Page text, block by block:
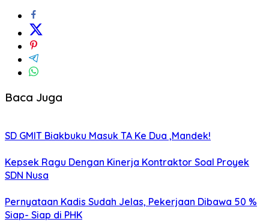
Baca Juga
SD GMIT Biakbuku Masuk TA Ke Dua ,Mandek!
Kepsek Ragu Dengan Kinerja Kontraktor Soal Proyek
SDN Nusa
Pernyataan Kadis Sudah Jelas, Pekerjaan Dibawa 50 %
Siap- Siap di PHK